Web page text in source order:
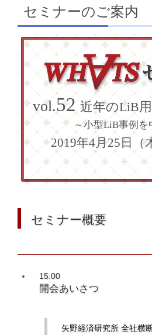
セミナーのご案内
vol.52 近年のLiB
～小型LiB事例を
2019年4月25日（
セミナー概要
15:00
開会あいさつ
矢野経済研究所 全社横